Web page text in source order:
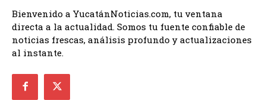
directa a la actualidad. Somos tu fuente confiable de
noticias frescas, análisis profundo y actualizaciones
al instante.